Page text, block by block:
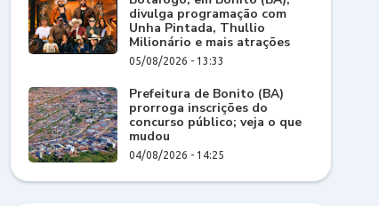
divulga programação com
Unha Pintada, Thullio
Milionário e mais atrações
05/08/2026 - 13:33
Prefeitura de Bonito (BA)
prorroga inscrições do
concurso público; veja o que
mudou
04/08/2026 - 14:25